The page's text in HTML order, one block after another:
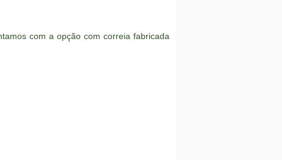
com a opção com correia fabricada